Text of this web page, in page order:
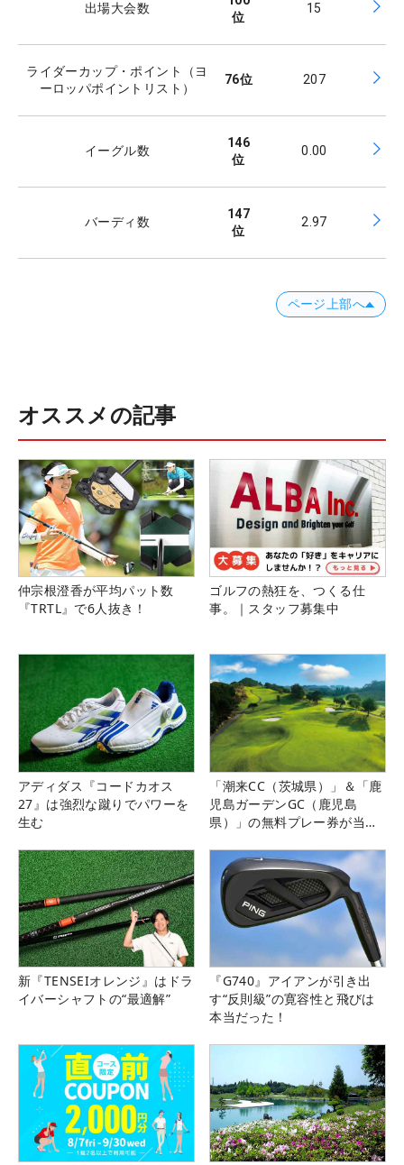
出場大会数
位
15
ライダーカップ・ポイント（ヨ
ーロッパポイントリスト）
76位 207
イーグル数
146
位
0.00
バーディ数
147
位
2.97
ページ上部へ
オススメの記事
仲宗根澄香が平均パット数
『TRTL』で6人抜き！
ゴルフの熱狂を、つくる仕
事。｜スタッフ募集中
アディダス『コードカオス
27』は強烈な蹴りでパワーを
生む
「潮来CC（茨城県）」＆「鹿
児島ガーデンGC（鹿児島
県）」の無料プレー券が当た
新『TENSEIオレンジ』はドラ
イバーシャフトの“最適解”
『G740』アイアンが引き出
す“反則級”の寛容性と飛びは
本当だった！